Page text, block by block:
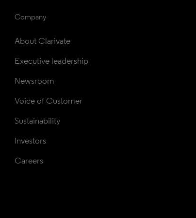
Company
About Clarivate
Executive leadership
Newsroom
Voice of Customer
Sustainability
Investors
Careers